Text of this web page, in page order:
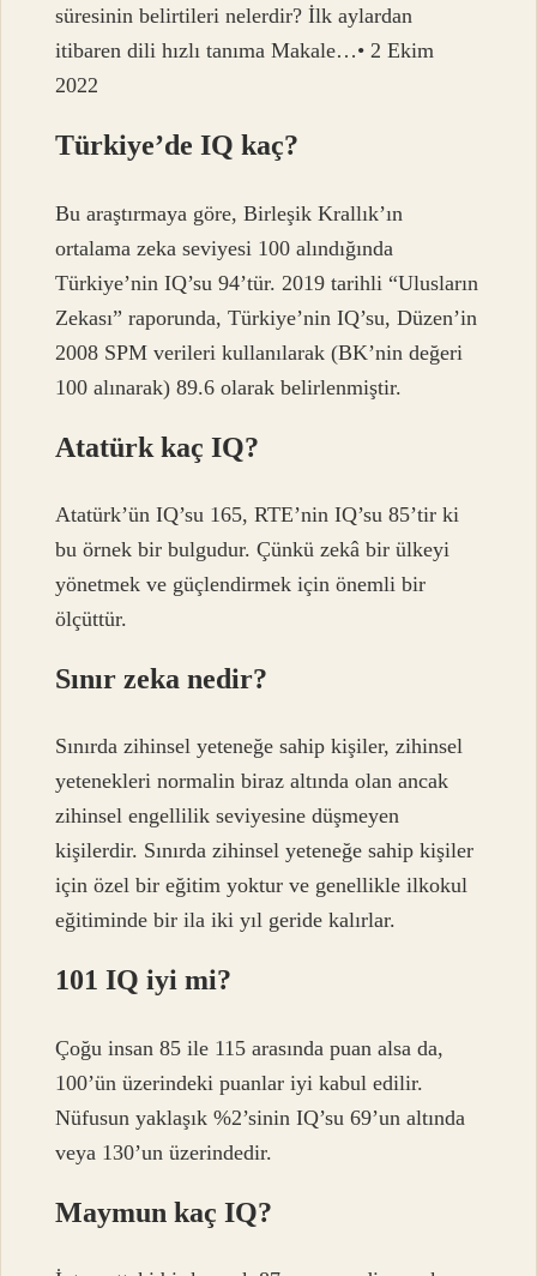
süresinin belirtileri nelerdir? İlk aylardan
itibaren dili hızlı tanıma Makale…• 2 Ekim
2022
Türkiye’de IQ kaç?
Bu araştırmaya göre, Birleşik Krallık’ın
ortalama zeka seviyesi 100 alındığında
Türkiye’nin IQ’su 94’tür. 2019 tarihli “Ulusların
Zekası” raporunda, Türkiye’nin IQ’su, Düzen’in
2008 SPM verileri kullanılarak (BK’nin değeri
100 alınarak) 89.6 olarak belirlenmiştir.
Atatürk kaç IQ?
Atatürk’ün IQ’su 165, RTE’nin IQ’su 85’tir ki
bu örnek bir bulgudur. Çünkü zekâ bir ülkeyi
yönetmek ve güçlendirmek için önemli bir
ölçüttür.
Sınır zeka nedir?
Sınırda zihinsel yeteneğe sahip kişiler, zihinsel
yetenekleri normalin biraz altında olan ancak
zihinsel engellilik seviyesine düşmeyen
kişilerdir. Sınırda zihinsel yeteneğe sahip kişiler
için özel bir eğitim yoktur ve genellikle ilkokul
eğitiminde bir ila iki yıl geride kalırlar.
101 IQ iyi mi?
Çoğu insan 85 ile 115 arasında puan alsa da,
100’ün üzerindeki puanlar iyi kabul edilir.
Nüfusun yaklaşık %2’sinin IQ’su 69’un altında
veya 130’un üzerindedir.
Maymun kaç IQ?